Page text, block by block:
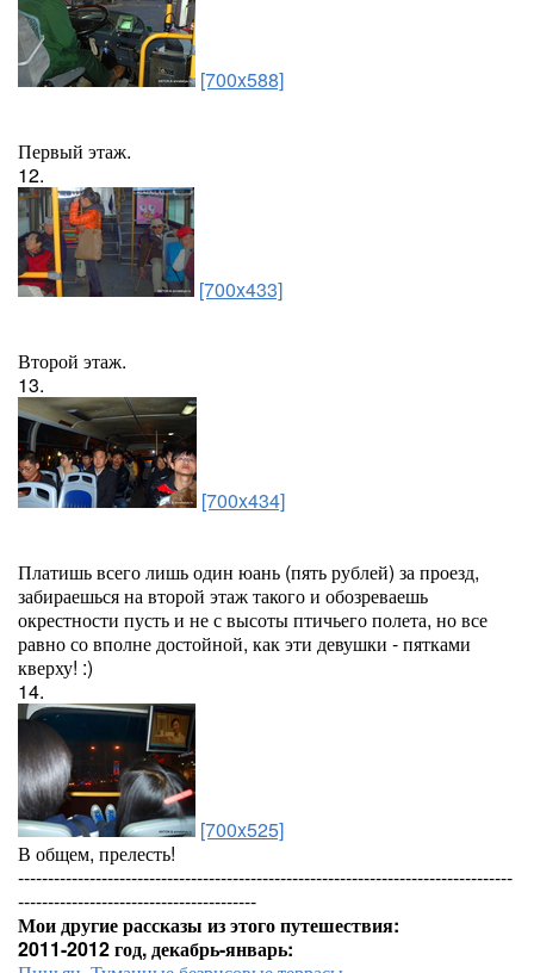
[700x588]
Первый этаж.
12.
[700x433]
Второй этаж.
13.
[700x434]
Платишь всего лишь один юань (пять рублей) за проезд,
забираешься на второй этаж такого и обозреваешь
окрестности пусть и не с высоты птичьего полета, но все
равно со вполне достойной, как эти девушки - пятками
кверху! :)
14.
[700x525]
В общем, прелесть!
-----------------------------------------------------------------------------------
----------------------------------------
Мои другие рассказы из этого путешествия:
2011-2012 год, декабрь-январь: